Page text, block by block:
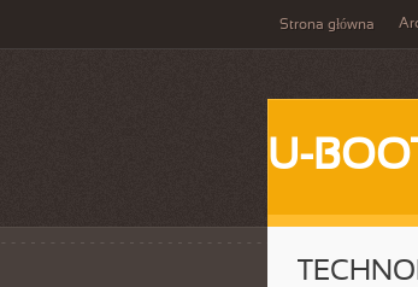
Strona główna
U-